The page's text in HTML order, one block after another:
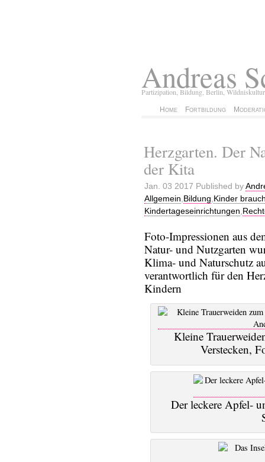
Andreas
Partizipation, Bildung, Berlin, Wildniskultur
Home Fortbildung
Herzgarten. Der
der Kita
Jan. 03 2017 Published by
Allgemein,Bildung,Kinder
Kindertageseinrichtungen,
Foto-Impressionen aus
Natur- und Nutzgarten
Klima- und Naturschutz
verantwortlich für den
Kindern
Kleine
Verstecken,
Der leckere Apfel-